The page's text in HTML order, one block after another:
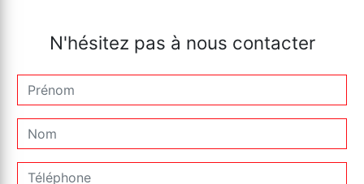
N'hésitez pas à nous contacter